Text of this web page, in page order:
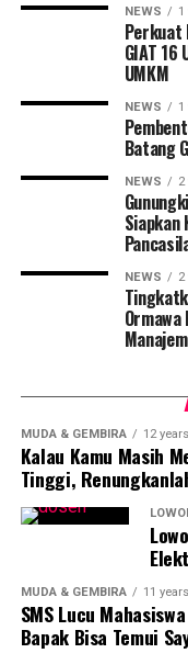
Oh ya, dia tidak lagi
Chcriss
RELATED TOPICS:
Ada Kesalahan Fatal
Kamu
Berteman dengan
NEWS 1
Perkuat
GIAT 16
UMKM
NEWS 1
Batang
NEWS 2
Siapkan
NEWS 2
Ormawa
MUDA & GEMBIRA 12
Kalau Kamu Masih
Tinggi,
MUDA & GEMBIRA 11
SMS Lucu
Bapak Bisa Temui